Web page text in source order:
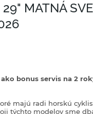
MATNÁ
bonus servis na 2
majú radi horskú
týchto modelov sme